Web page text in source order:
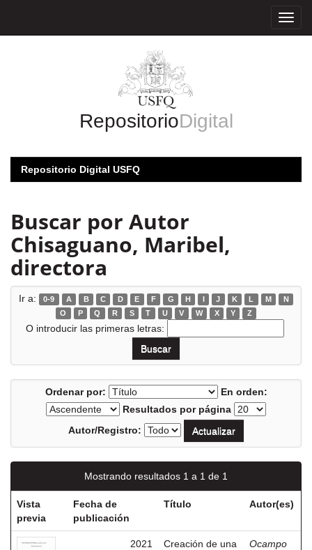
RepositorioDigital
Repositorio Digital USFQ
Buscar por Autor
Chisaguano, Maribel,
directora
Ir a: 0-9 A B C D E F G H I J K L M
N
O
P Q R S T U V W X Y Z
O introducir las primeras letras:
Ordenar por:
En orden:
Resultados por página
Autor/Registro:
Mostrando resultados 1 a 1 de 1
Vista
previa
Fecha de
publicación
Título Autor(es)
2021
Creación de una
Ocampo